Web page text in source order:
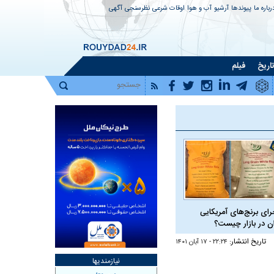
ما پیوندها آرشیو آب و هوا اوقات شرعی نظرسنجی آگهی
تاریخ فیلم
برنج‌های آمریکایی
در بازار چیست؟
تاریخ انتشار: ۲۲:۲۴ - ۱۷ آبان ۱۴۰۱
نیازمندیها